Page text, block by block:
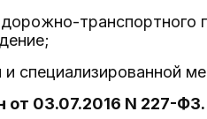
транспортного
специализированной
от 03.07.2016 N 227-ФЗ.